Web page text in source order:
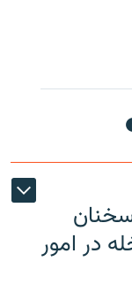
در امور